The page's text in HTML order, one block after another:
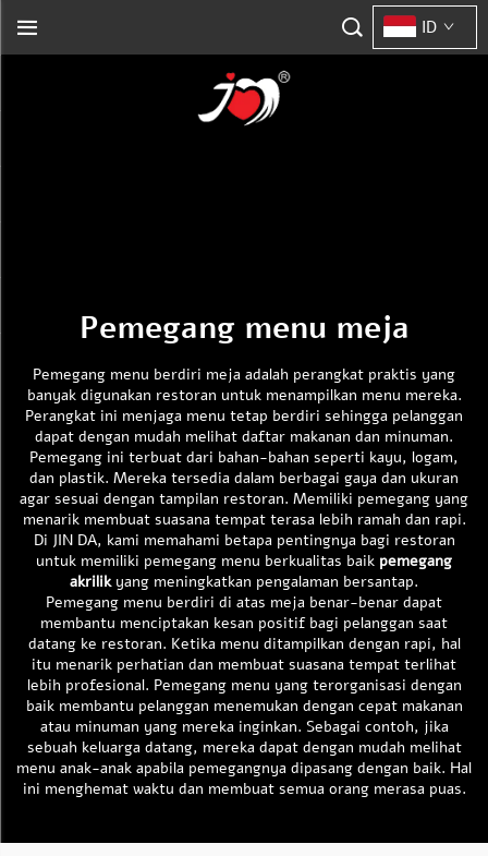
ID
Pemegang menu meja
Pemegang menu berdiri meja adalah perangkat praktis yang
banyak digunakan restoran untuk menampilkan menu mereka.
Perangkat ini menjaga menu tetap berdiri sehingga pelanggan
dapat dengan mudah melihat daftar makanan dan minuman.
Pemegang ini terbuat dari bahan-bahan seperti kayu, logam,
dan plastik. Mereka tersedia dalam berbagai gaya dan ukuran
agar sesuai dengan tampilan restoran. Memiliki pemegang yang
menarik membuat suasana tempat terasa lebih ramah dan rapi.
Di JIN DA, kami memahami betapa pentingnya bagi restoran
untuk memiliki pemegang menu berkualitas baik pemegang
akrilik yang meningkatkan pengalaman bersantap.
Pemegang menu berdiri di atas meja benar-benar dapat
membantu menciptakan kesan positif bagi pelanggan saat
datang ke restoran. Ketika menu ditampilkan dengan rapi, hal
itu menarik perhatian dan membuat suasana tempat terlihat
lebih profesional. Pemegang menu yang terorganisasi dengan
baik membantu pelanggan menemukan dengan cepat makanan
atau minuman yang mereka inginkan. Sebagai contoh, jika
sebuah keluarga datang, mereka dapat dengan mudah melihat
menu anak-anak apabila pemegangnya dipasang dengan baik. Hal
ini menghemat waktu dan membuat semua orang merasa puas.